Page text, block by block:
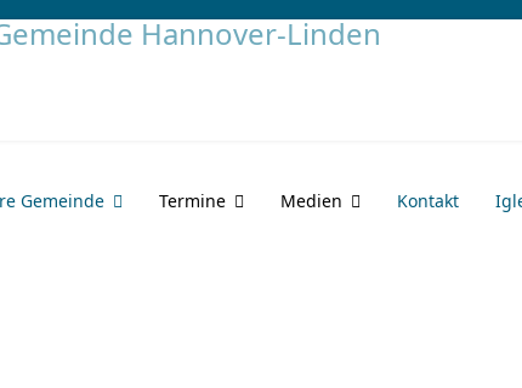
Gemeinde Termine Medien Kontakt